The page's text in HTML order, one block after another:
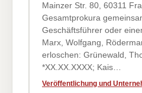
Mainzer Str. 80, 60311
Gesamtprokura
Geschäftsführer oder
Marx, Wolfgang,
erloschen: Grünewald,
*XX.XX.XXXX; Kais…
Veröffentlichung und